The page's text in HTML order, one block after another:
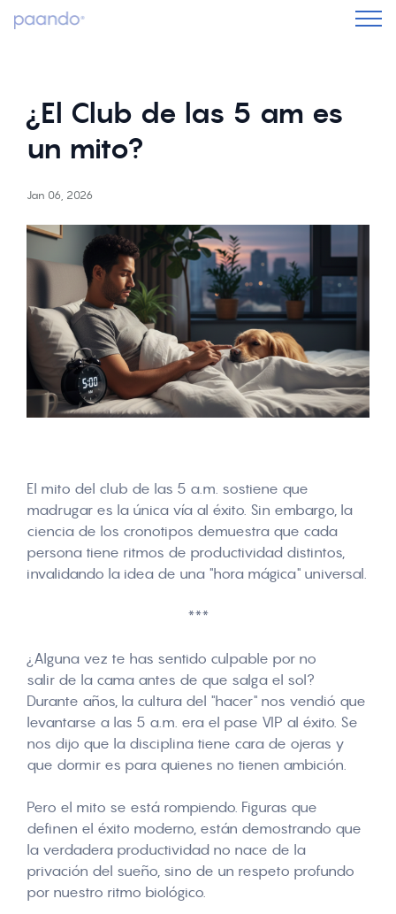
¿El Club de las 5 am es
un mito?
Jan 06, 2026
El mito del club de las 5 a.m. sostiene que
madrugar es la única vía al éxito. Sin embargo, la
ciencia de los cronotipos demuestra que cada
persona tiene ritmos de productividad distintos,
invalidando la idea de una "hora mágica" universal.
***
¿Alguna vez te has sentido culpable por no
salir de la cama antes de que salga el sol?
Durante años, la cultura del "hacer" nos vendió que
levantarse a las 5 a.m. era el pase VIP al éxito. Se
nos dijo que la disciplina tiene cara de ojeras y
que dormir es para quienes no tienen ambición.
Pero el mito se está rompiendo. Figuras que
definen el éxito moderno, están demostrando que
la verdadera productividad no nace de la
privación del sueño, sino de un respeto profundo
por nuestro ritmo biológico.